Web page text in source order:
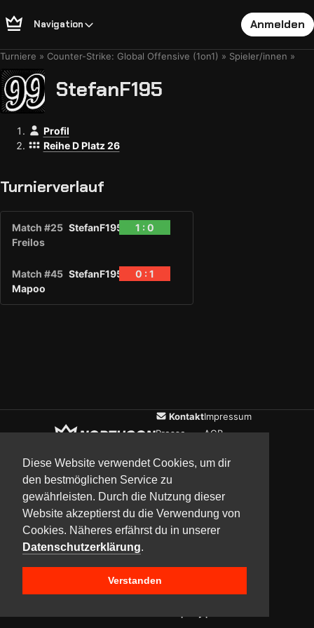
Diese Website verwendet Cookies, um dir
den bestmöglichen Service zu
gewährleisten. Durch die Nutzung dieser
Website akzeptierst du die Verwendung von
Cookies. Näheres erfährst du in unserer
Datenschutzerklärung.
Verstanden
Navigation Anmelden
Turniere Counter-Strike: Global Offensive (1on1) Spieler/innen
StefanF195
Profil
Reihe D Platz 26
Turnierverlauf
Match #25 StefanF195
1 : 0
Freilos
Match #45 StefanF195
0 : 1
Mapoo
Kontakt
Presse
Impressum
AGB
UpdatesCommunityMedia